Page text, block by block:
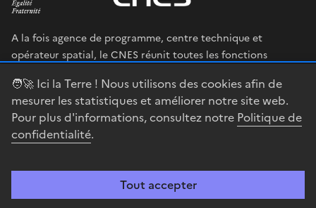
🧑‍🚀 Ici la Terre ! Nous utilisons des cookies afin de
mesurer les statistiques et améliorer notre site web.
Pour plus d'informations, consultez notre Politique de
confidentialité.
Tout accepter
A la fois agence de programme, centre technique et
opérateur spatial, le CNES réunit toutes les fonctions
en œuvre sa stratégie spatiale.
legifrance.gouv.fr
gouvernement.fr
Accessibilité : partiellement conforme Mentions légales